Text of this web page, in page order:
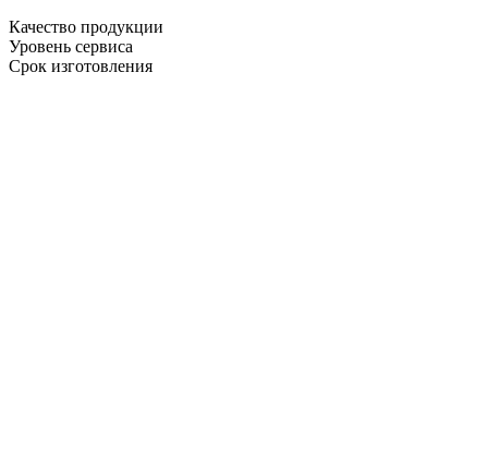
Качество продукции
Уровень сервиса
Срок изготовления